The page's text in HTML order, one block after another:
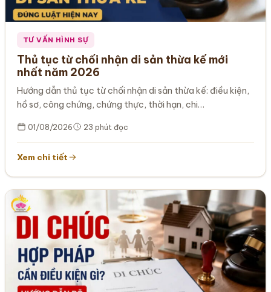
TƯ VẤN HÌNH SỰ
Thủ tục từ chối nhận di sản thừa kế mới
nhất năm 2026
Hướng dẫn thủ tục từ chối nhận di sản thừa kế: điều kiện,
hồ sơ, công chứng, chứng thực, thời hạn, chi…
01/08/2026 23 phút đọc
Xem chi tiết